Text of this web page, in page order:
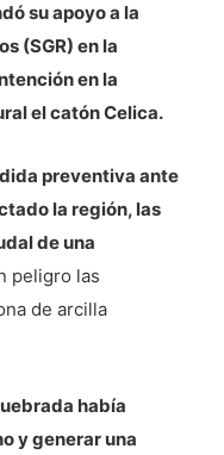
su apoyo a la
(SGR) en la
en la
el catón Celica.
preventiva ante
la región, las
de una
peligro las
de arcilla
había
y generar una